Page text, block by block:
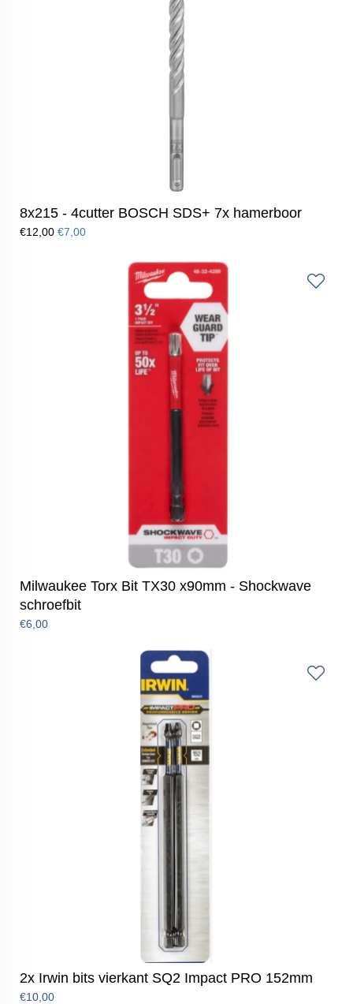
8x215 - 4cutter BOSCH SDS+ 7x hamerboor
€12,00 €7,00
Milwaukee Torx Bit TX30 x90mm - Shockwave
schroefbit
€6,00
2x Irwin bits vierkant SQ2 Impact PRO 152mm
€10,00